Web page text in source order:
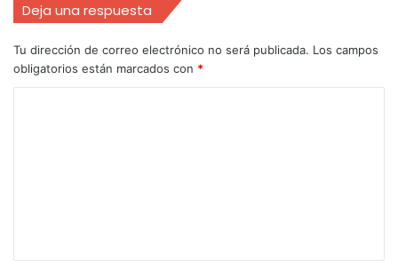
Deja una respuesta
Tu dirección de correo electrónico no será publicada. Los campos
obligatorios están marcados con *